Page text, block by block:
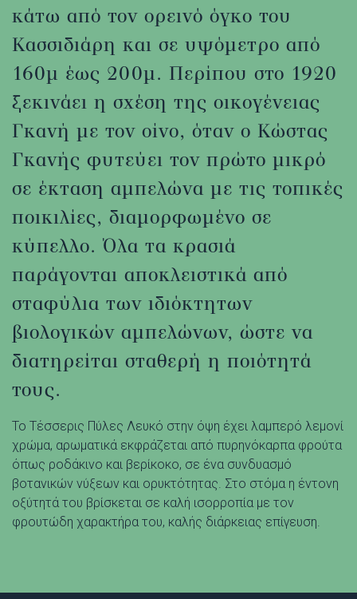
κάτω από τον ορεινό όγκο του
Κασσιδιάρη και σε υψόμετρο από
160μ έως 200μ. Περίπου στο 1920
ξεκινάει η σχέση της οικογένειας
Γκανή με τον οίνο, όταν ο Κώστας
Γκανής φυτεύει τον πρώτο μικρό
σε έκταση αμπελώνα με τις τοπικές
ποικιλίες, διαμορφωμένο σε
κύπελλο. Όλα τα κρασιά
παράγονται αποκλειστικά από
σταφύλια των ιδιόκτητων
βιολογικών αμπελώνων, ώστε να
διατηρείται σταθερή η ποιότητά
τους.
Το Τέσσερις Πύλες Λευκό στην όψη έχει λαμπερό λεμονί
χρώμα, αρωματικά εκφράζεται από πυρηνόκαρπα φρούτα
όπως ροδάκινο και βερίκοκο, σε ένα συνδυασμό
βοτανικών νύξεων και ορυκτότητας. Στο στόμα η έντονη
οξύτητά του βρίσκεται σε καλή ισορροπία με τον
φρουτώδη χαρακτήρα του, καλής διάρκειας επίγευση.